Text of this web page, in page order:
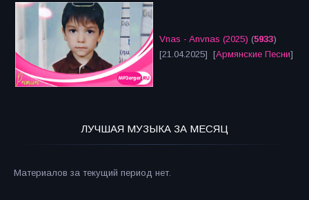
Vnas - Anvnas (2025) (5933)
[21.04.2025] [Армянские Песни]
ЛУЧШАЯ МУЗЫКА ЗА МЕСЯЦ
Материалов за текущий период нет.